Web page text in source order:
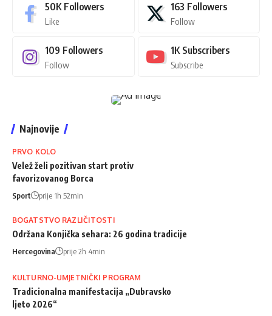
50K Followers
Like
163 Followers
Follow
109 Followers
Follow
1K Subscribers
Subscribe
Najnovije
PRVO KOLO
Velež želi pozitivan start protiv
favorizovanog Borca
Sport prije 1h 52min
BOGATSTVO RAZLIČITOSTI
Održana Konjička sehara: 26 godina tradicije
Hercegovina prije 2h 4min
KULTURNO-UMJETNIČKI PROGRAM
Tradicionalna manifestacija „Dubravsko
ljeto 2026“